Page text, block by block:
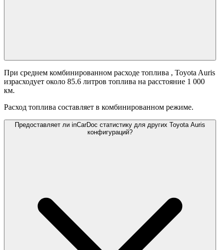
При среднем комбинированном расходе топлива , Toyota Auris
израсходует около 85.6 литров топлива на расстояние 1 000
км.
Расход топлива составляет в комбинированном режиме.
Предоставляет ли inCarDoc статистику для других Toyota Auris
конфигураций?